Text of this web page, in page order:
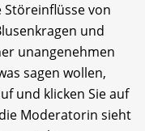
von
und
unangenehmen
sagen wollen,
und klicken Sie auf
Moderatorin sieht